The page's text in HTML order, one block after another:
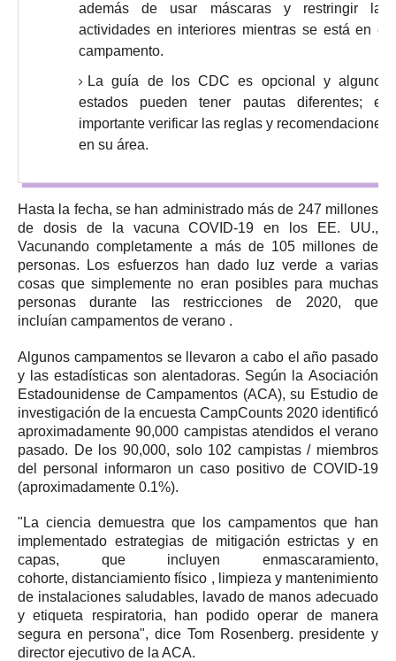
además de usar máscaras y restringir las
actividades en interiores mientras se está en el
campamento.
La guía de los CDC es opcional y algunos
estados pueden tener pautas diferentes; es
importante verificar las reglas y recomendaciones
en su área.
Hasta la fecha, se han administrado más de 247 millones
de dosis de la vacuna COVID-19 en los EE. UU.,
Vacunando completamente a más de 105 millones de
personas. Los esfuerzos han dado luz verde a varias
cosas que simplemente no eran posibles para muchas
personas durante las restricciones de 2020, que
incluían campamentos de verano .
Algunos campamentos se llevaron a cabo el año pasado
y las estadísticas son alentadoras. Según la Asociación
Estadounidense de Campamentos (ACA), su Estudio de
investigación de la encuesta CampCounts 2020 identificó
aproximadamente 90,000 campistas atendidos el verano
pasado. De los 90,000, solo 102 campistas / miembros
del personal informaron un caso positivo de COVID-19
(aproximadamente 0.1%).
"La ciencia demuestra que los campamentos que han
implementado estrategias de mitigación estrictas y en
capas, que incluyen enmascaramiento,
cohorte,distanciamiento físico , limpieza y mantenimiento
de instalaciones saludables, lavado de manos adecuado
y etiqueta respiratoria, han podido operar de manera
segura en persona", dice Tom Rosenberg. presidente y
director ejecutivo de la ACA.